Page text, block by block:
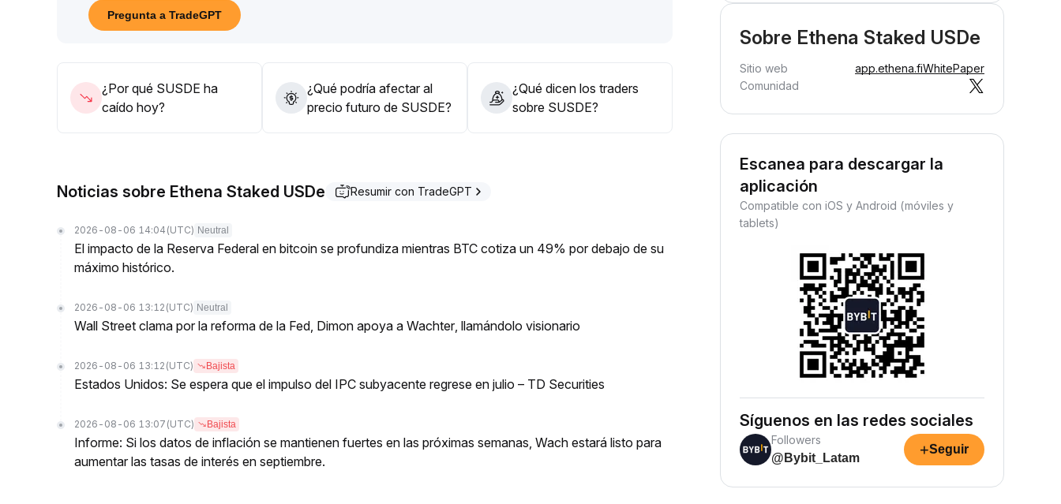
00-1
02, ajustando las posiciones de manera flexible según la volatilidad del mercado, priorizando la captura
Pregunta a TradeGPT
¿Por qué SUSDE ha
caído hoy?
¿Qué podría afectar al
precio futuro de SUSDE?
¿Qué dicen los traders
sobre SUSDE?
Noticias sobre Ethena Staked USDe Resumir con TradeGPT
2026-08-06 14:04 (UTC) Neutral
El impacto de la Reserva Federal en bitcoin se profundiza mientras BTC cotiza un 49% por debajo de su
máximo histórico.
2026-08-06 13:12 (UTC) Neutral
Wall Street clama por la reforma de la Fed, Dimon apoya a Wachter, llamándolo visionario
2026-08-06 13:12 (UTC) Bajista
Estados Unidos: Se espera que el impulso del IPC subyacente regrese en julio – TD Securities
2026-08-06 13:07 (UTC) Bajista
Informe: Si los datos de inflación se mantienen fuertes en las próximas semanas, Wach estará listo para
aumentar las tasas de interés en septiembre.
Sobre Ethena Staked USDe
Sitio web app.ethena.fiWhitePaper
Comunidad
Escanea para descargar la
aplicación
Compatible con iOS y Android (móviles y
tablets)
Síguenos en las redes sociales
Followers
@Bybit_Latam
+Seguir